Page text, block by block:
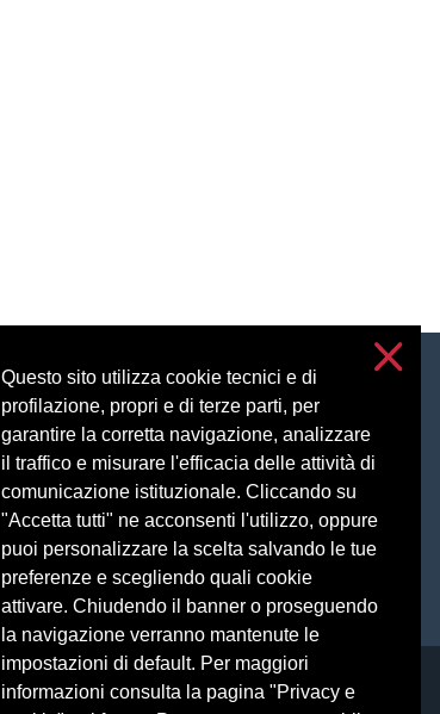
Questo sito utilizza cookie tecnici e di
profilazione, propri e di terze parti, per
garantire la corretta navigazione, analizzare
il traffico e misurare l'efficacia delle attività di
comunicazione istituzionale. Cliccando su
"Accetta tutti" ne acconsenti l'utilizzo, oppure
puoi personalizzare la scelta salvando le tue
preferenze e scegliendo quali cookie
attivare. Chiudendo il banner o proseguendo
la navigazione verranno mantenute le
impostazioni di default. Per maggiori
informazioni consulta la pagina "Privacy e
Accessibility
Privacy e cookies
Impostazioni cookie